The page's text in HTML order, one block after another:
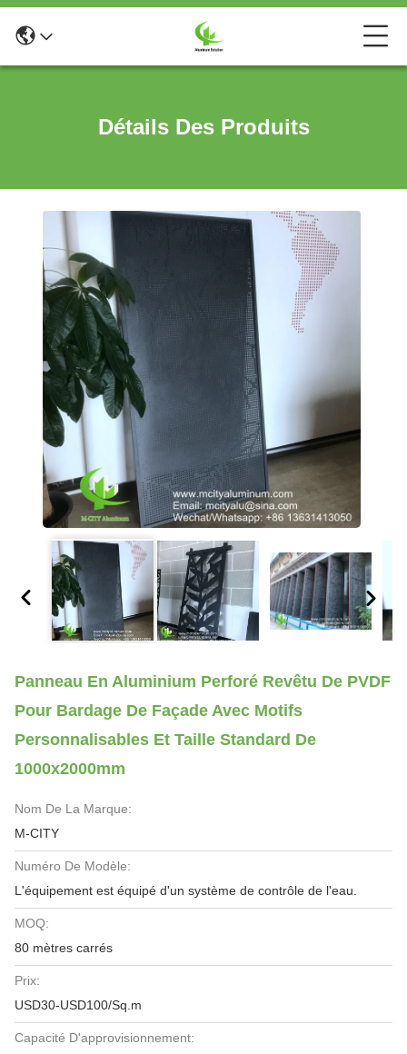
Détails Des Produits
Panneau En Aluminium Perforé Revêtu De PVDF
Pour Bardage De Façade Avec Motifs
Personnalisables Et Taille Standard De
1000x2000mm
Nom De La Marque:
M-CITY
Numéro De Modèle:
L'équipement est équipé d'un système de contrôle de l'eau.
MOQ:
80 mètres carrés
Prix:
USD30-USD100/Sq.m
Capacité D'approvisionnement: